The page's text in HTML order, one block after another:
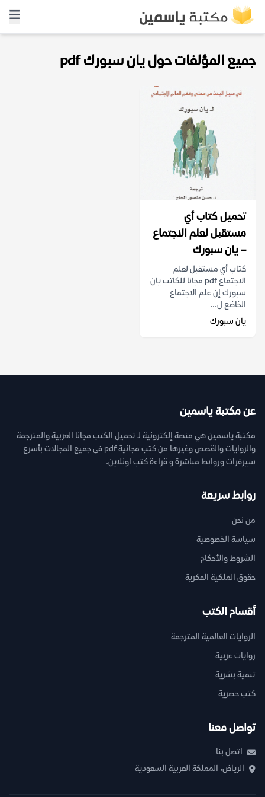
جميع المؤلفات حول يان سبورك pdf
تحميل كتاب أي
مستقبل لعلم الاجتماع
– يان سبورك
كتاب أي مستقبل لعلم
الاجتماع pdf مجانا للكاتب يان
سبورك إن علم الاجتماع
الخاضع ل...
يان سبورك
عن مكتبة ياسمين
مكتبة ياسمين هي منصة إلكترونية لـ تحميل الكتب مجانا العربية والمترجمة
والروايات والقصص وغيرها من كتب مجانية pdf فى جميع المجالات بأسرع
سيرفرات وروابط مباشرة و قراءة كتب اونلاين.
روابط سريعة
من نحن
سياسة الخصوصية
الشروط والأحكام
حقوق الملكية الفكرية
أقسام الكتب
الروايات العالمية المترجمة
روايات عربية
تنمية بشرية
كتب حصرية
تواصل معنا
اتصل بنا
الرياض، المملكة العربية السعودية